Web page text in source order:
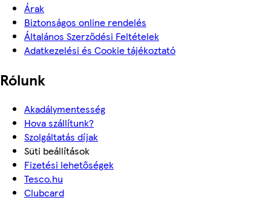
Árak
Biztonságos online rendelés
Általános Szerződési Feltételek
Adatkezelési és Cookie tájékoztató
Rólunk
Akadálymentesség
Hova szállítunk?
Szolgáltatás díjak
Süti beállítások
Fizetési lehetőségek
Tesco.hu
Clubcard